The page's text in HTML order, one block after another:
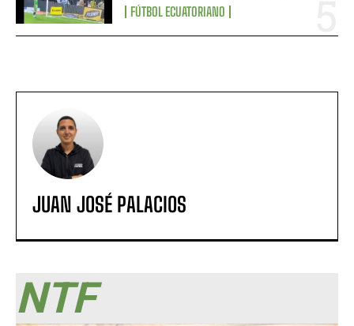
FÚTBOL ECUATORIANO
JUAN JOSÉ PALACIOS
NTF